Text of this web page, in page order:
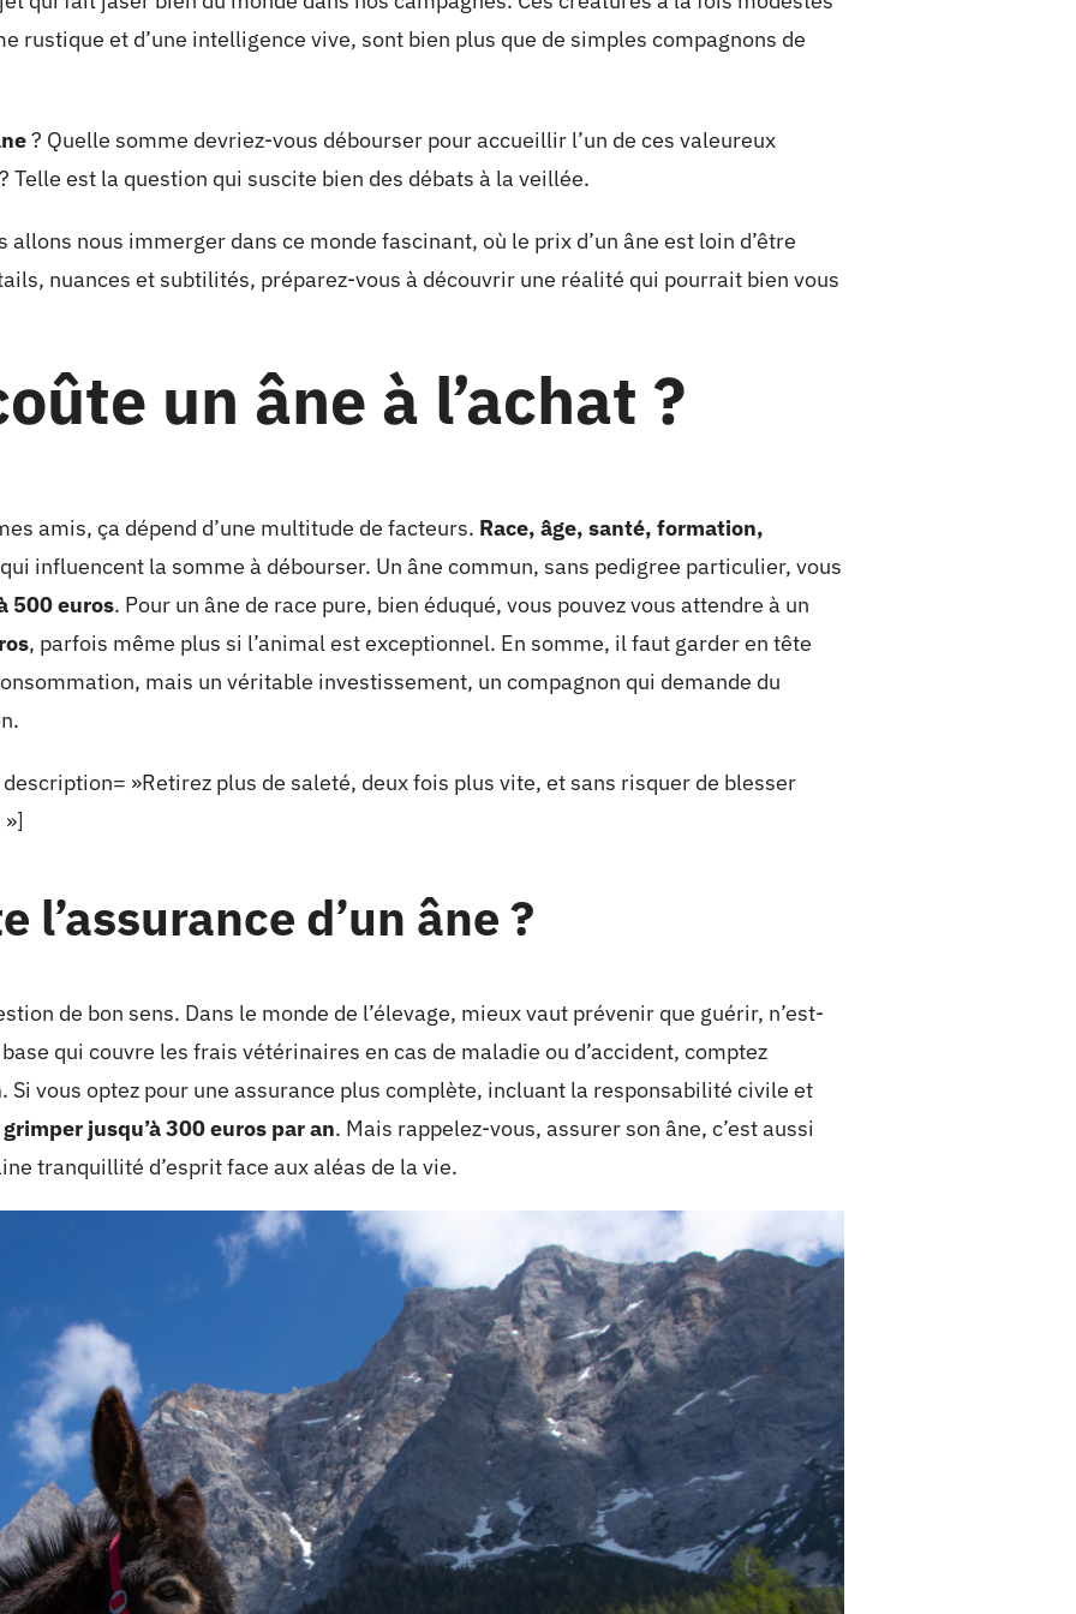
rustique et d’une intelligence vive, sont bien plus que de simples compagnons de
? Quelle somme devriez-vous débourser pour accueillir l’un de ces valeureux
Telle est la question qui suscite bien des débats à la veillée.
nous immerger dans ce monde fascinant, où le prix d’un âne est loin d’être
nuances et subtilités, préparez-vous à découvrir une réalité qui pourrait bien vous
un âne à l’achat ?
amis, ça dépend d’une multitude de facteurs. Race, âge, santé, formation,
influencent la somme à débourser. Un âne commun, sans pedigree particulier, vous
500 euros. Pour un âne de race pure, bien éduqué, vous pouvez vous attendre à un
, parfois même plus si l’animal est exceptionnel. En somme, il faut garder en tête
mais un véritable investissement, un compagnon qui demande du
»Retirez plus de saleté, deux fois plus vite, et sans risquer de blesser
l’assurance d’un âne ?
de bon sens. Dans le monde de l’élevage, mieux vaut prévenir que guérir, n’est-
qui couvre les frais vétérinaires en cas de maladie ou d’accident, comptez
. Si vous optez pour une assurance plus complète, incluant la responsabilité civile et
jusqu’à 300 euros par an. Mais rappelez-vous, assurer son âne, c’est aussi
tranquillité d’esprit face aux aléas de la vie.